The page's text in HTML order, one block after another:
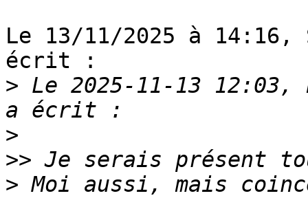
Le 13/11/2025 à
écrit :
> Le 2025-11-13
>
>>
> Moi aussi, mais